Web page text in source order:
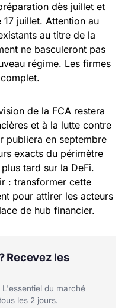
dès juillet et
17 juillet. Attention au
au titre de la
ne basculeront pas
régime. Les firmes
de la FCA restera
et à la lutte contre
publiera en septembre
exacts du périmètre
tard sur la DeFi.
: transformer cette
pour attirer les acteurs
de hub financier.
Recevez les
du marché
les 2 jours.